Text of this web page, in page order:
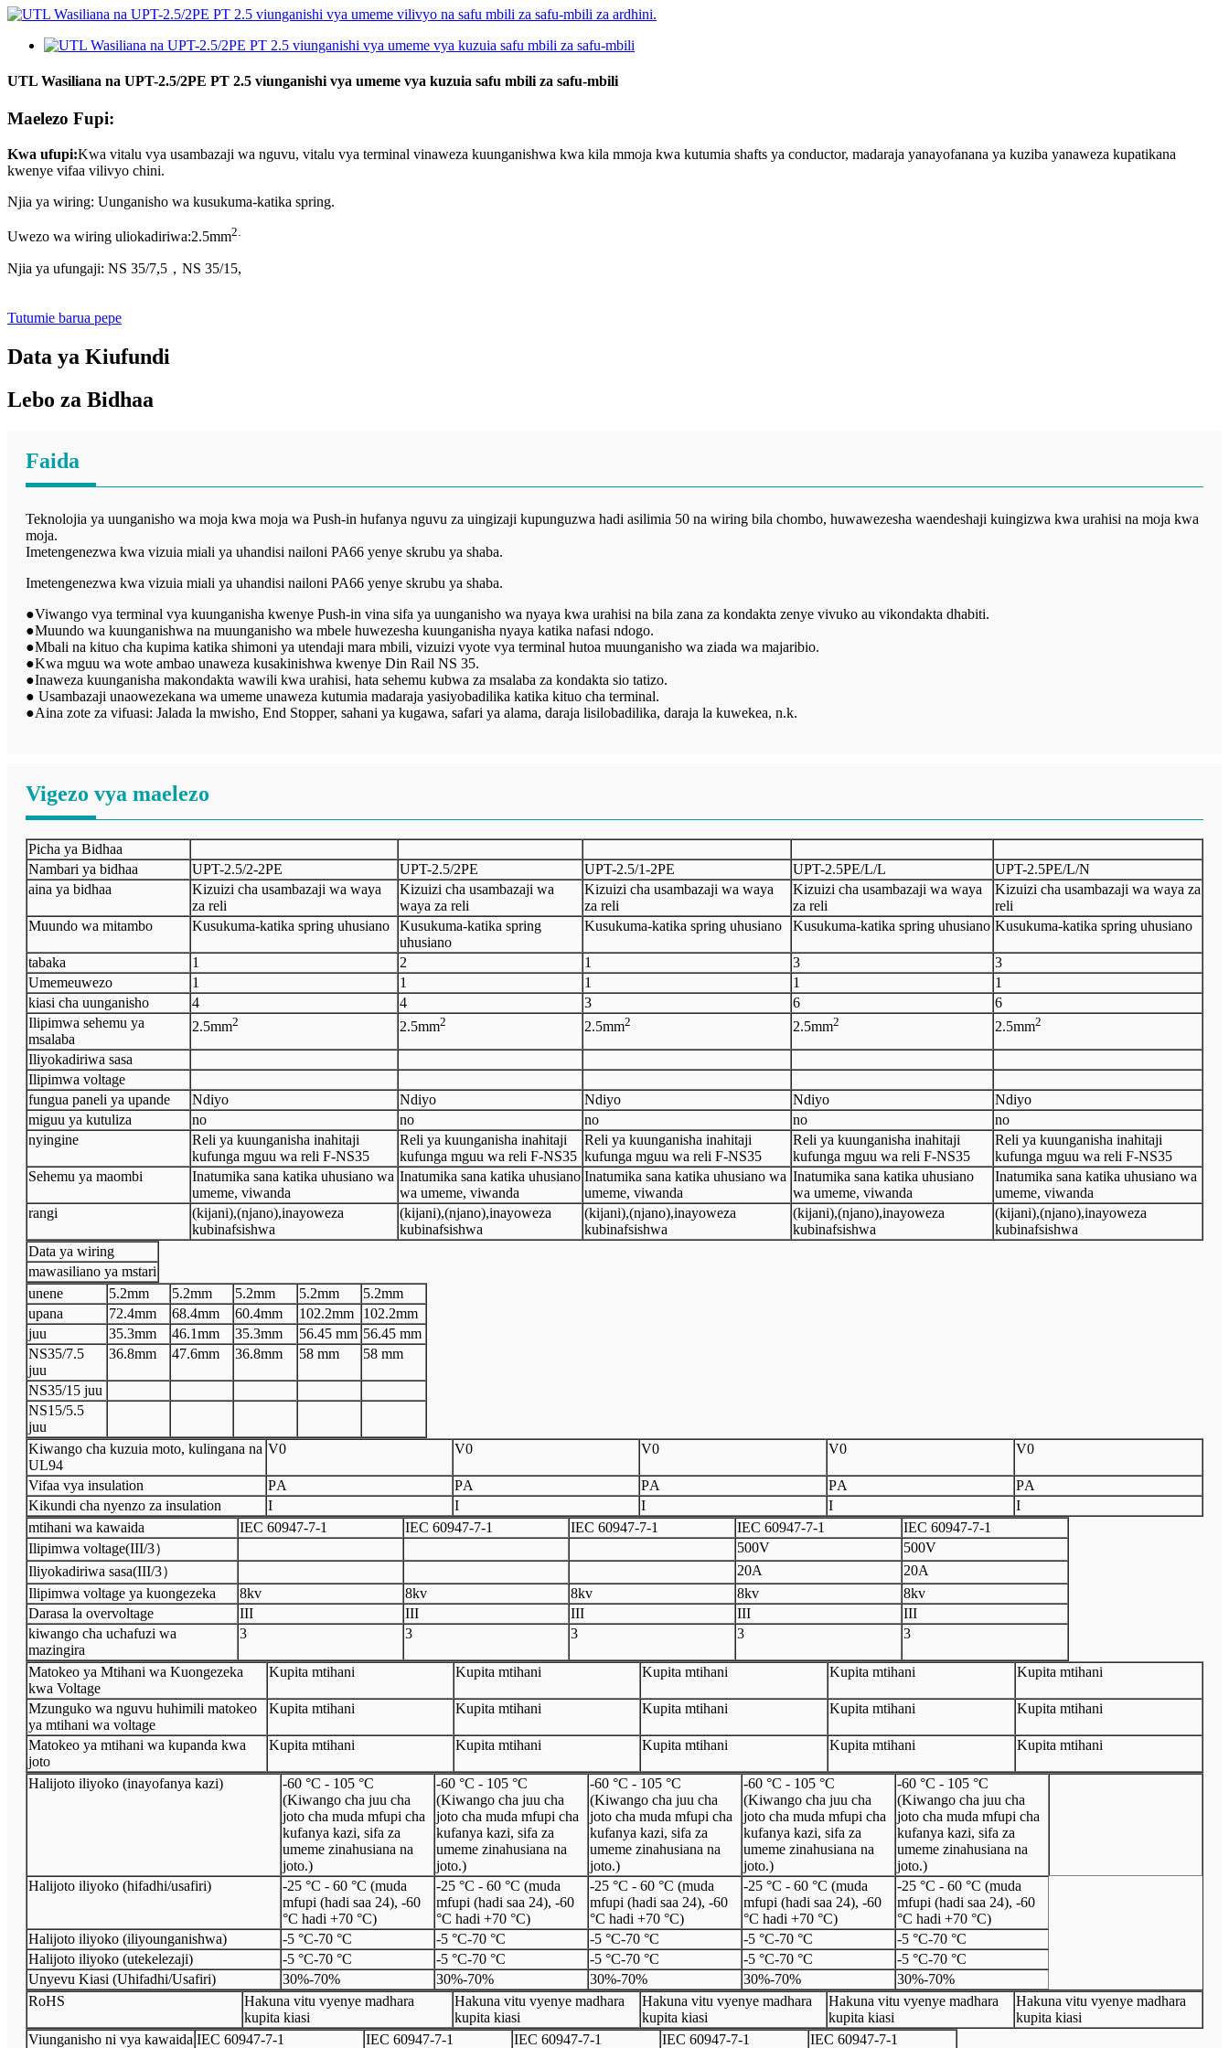
UTL Wasiliana na UPT-2.5/2PE PT 2.5 viunganishi vya umeme vya kuzuia safu mbili za safu-mbili
Maelezo Fupi:
Kwa ufupi:Kwa vitalu vya usambazaji wa nguvu, vitalu vya terminal vinaweza kuunganishwa kwa kila mmoja kwa kutumia shafts ya conductor, madaraja yanayofanana ya kuziba yanaweza kupatikana
kwenye vifaa vilivyo chini.
Njia ya wiring: Uunganisho wa kusukuma-katika spring.
Uwezo wa wiring uliokadiriwa:2.5mm2.
Njia ya ufungaji: NS 35/7,5，NS 35/15,
Tutumie barua pepe
Data ya Kiufundi
Lebo za Bidhaa
Faida
Teknolojia ya uunganisho wa moja kwa moja wa Push-in hufanya nguvu za uingizaji kupunguzwa hadi asilimia 50 na wiring bila chombo, huwawezesha waendeshaji kuingizwa kwa urahisi na moja kwa
moja.
Imetengenezwa kwa vizuia miali ya uhandisi nailoni PA66 yenye skrubu ya shaba.
Imetengenezwa kwa vizuia miali ya uhandisi nailoni PA66 yenye skrubu ya shaba.
●Viwango vya terminal vya kuunganisha kwenye Push-in vina sifa ya uunganisho wa nyaya kwa urahisi na bila zana za kondakta zenye vivuko au vikondakta dhabiti.
●Muundo wa kuunganishwa na muunganisho wa mbele huwezesha kuunganisha nyaya katika nafasi ndogo.
●Mbali na kituo cha kupima katika shimoni ya utendaji mara mbili, vizuizi vyote vya terminal hutoa muunganisho wa ziada wa majaribio.
●Kwa mguu wa wote ambao unaweza kusakinishwa kwenye Din Rail NS 35.
●Inaweza kuunganisha makondakta wawili kwa urahisi, hata sehemu kubwa za msalaba za kondakta sio tatizo.
● Usambazaji unaowezekana wa umeme unaweza kutumia madaraja yasiyobadilika katika kituo cha terminal.
●Aina zote za vifuasi: Jalada la mwisho, End Stopper, sahani ya kugawa, safari ya alama, daraja lisilobadilika, daraja la kuwekea, n.k.
Vigezo vya maelezo
Picha ya Bidhaa
Nambari ya bidhaa
UPT-2.5/2-2PE UPT-2.5/2PE UPT-2.5/1-2PE UPT-2.5PE/L/L
UPT-2.5PE/L/N
aina ya bidhaa
Kizuizi cha usambazaji wa waya
za reli
Kizuizi cha usambazaji wa
waya za reli
Kizuizi cha usambazaji wa waya
za reli
Kizuizi cha usambazaji wa waya
za reli
Kizuizi cha usambazaji wa waya za
reli
Muundo wa mitambo
Kusukuma-katika spring uhusiano
Kusukuma-katika spring
uhusiano
Kusukuma-katika spring uhusiano Kusukuma-katika spring uhusiano Kusukuma-katika spring uhusiano
tabaka 1 2 1 3
3
Umemeuwezo 1 1 1 1
1
kiasi cha uunganisho
4 4 3 6
6
Ilipimwa sehemu ya
msalaba
2.5mm2 2.5mm2 2.5mm2 2.5mm2 2.5mm2
Iliyokadiriwa sasa
Ilipimwa voltage
fungua paneli ya upande
Ndiyo Ndiyo Ndiyo Ndiyo
Ndiyo
miguu ya kutuliza
no no no no
no
nyingine
Reli ya kuunganisha inahitaji
kufunga mguu wa reli F-NS35
Reli ya kuunganisha inahitaji
kufunga mguu wa reli F-NS35
Reli ya kuunganisha inahitaji
kufunga mguu wa reli F-NS35
Reli ya kuunganisha inahitaji
kufunga mguu wa reli F-NS35
Reli ya kuunganisha inahitaji
kufunga mguu wa reli F-NS35
Sehemu ya maombi
Inatumika sana katika uhusiano wa
umeme, viwanda
Inatumika sana katika uhusiano
wa umeme, viwanda
Inatumika sana katika uhusiano wa
umeme, viwanda
Inatumika sana katika uhusiano
wa umeme, viwanda
Inatumika sana katika uhusiano wa
umeme, viwanda
rangi
(kijani),(njano),inayoweza
kubinafsishwa
(kijani),(njano),inayoweza
kubinafsishwa
(kijani),(njano),inayoweza
kubinafsishwa
(kijani),(njano),inayoweza
kubinafsishwa
(kijani),(njano),inayoweza
kubinafsishwa
Data ya wiring
mawasiliano ya mstari
unene
5.2mm 5.2mm 5.2mm 5.2mm 5.2mm
upana
72.4mm 68.4mm 60.4mm 102.2mm
102.2mm
juu
35.3mm 46.1mm 35.3mm 56.45 mm 56.45 mm
NS35/7.5
juu
36.8mm 47.6mm 36.8mm 58 mm 58 mm
NS35/15 juu
NS15/5.5
juu
Kiwango cha kuzuia moto, kulingana na
UL94
V0 V0 V0 V0 V0
Vifaa vya insulation PA PA PA PA PA
Kikundi cha nyenzo za insulation
I I I I
I
mtihani wa kawaida
IEC 60947-7-1 IEC 60947-7-1 IEC 60947-7-1 IEC 60947-7-1 IEC 60947-7-1
Ilipimwa voltage(III/3） 500V
500V
Iliyokadiriwa sasa(III/3） 20A
20A
Ilipimwa voltage ya kuongezeka
8kv 8kv 8kv 8kv
8kv
Darasa la overvoltage
III III III III
III
kiwango cha uchafuzi wa
mazingira
3 3 3 3 3
Matokeo ya Mtihani wa Kuongezeka
kwa Voltage
Kupita mtihani Kupita mtihani Kupita mtihani Kupita mtihani Kupita mtihani
Mzunguko wa nguvu huhimili matokeo
ya mtihani wa voltage
Kupita mtihani Kupita mtihani Kupita mtihani Kupita mtihani Kupita mtihani
Matokeo ya mtihani wa kupanda kwa
joto
Kupita mtihani Kupita mtihani Kupita mtihani Kupita mtihani Kupita mtihani
Halijoto iliyoko (inayofanya kazi)
-60 °C - 105 °C
(Kiwango cha juu cha
joto cha muda mfupi cha
kufanya kazi, sifa za
umeme zinahusiana na
joto.)
-60 °C - 105 °C
(Kiwango cha juu cha
joto cha muda mfupi cha
kufanya kazi, sifa za
umeme zinahusiana na
joto.)
-60 °C - 105 °C
(Kiwango cha juu cha
joto cha muda mfupi cha
kufanya kazi, sifa za
umeme zinahusiana na
joto.)
-60 °C - 105 °C
(Kiwango cha juu cha
joto cha muda mfupi cha
kufanya kazi, sifa za
umeme zinahusiana na
joto.)
-60 °C - 105 °C
(Kiwango cha juu cha
joto cha muda mfupi cha
kufanya kazi, sifa za
umeme zinahusiana na
joto.)
Halijoto iliyoko (hifadhi/usafiri)
-25 °C - 60 °C (muda
mfupi (hadi saa 24), -60
°C hadi +70 °C)
-25 °C - 60 °C (muda
mfupi (hadi saa 24), -60
°C hadi +70 °C)
-25 °C - 60 °C (muda
mfupi (hadi saa 24), -60
°C hadi +70 °C)
-25 °C - 60 °C (muda
mfupi (hadi saa 24), -60
°C hadi +70 °C)
-25 °C - 60 °C (muda
mfupi (hadi saa 24), -60
°C hadi +70 °C)
Halijoto iliyoko (iliyounganishwa)
-5 °C-70 °C -5 °C-70 °C -5 °C-70 °C -5 °C-70 °C -5 °C-70 °C
Halijoto iliyoko (utekelezaji)
-5 °C-70 °C -5 °C-70 °C -5 °C-70 °C -5 °C-70 °C -5 °C-70 °C
Unyevu Kiasi (Uhifadhi/Usafiri)
30%-70% 30%-70% 30%-70% 30%-70% 30%-70%
RoHS
Hakuna vitu vyenye madhara
kupita kiasi
Hakuna vitu vyenye madhara
kupita kiasi
Hakuna vitu vyenye madhara
kupita kiasi
Hakuna vitu vyenye madhara
kupita kiasi
Hakuna vitu vyenye madhara
kupita kiasi
Viunganisho ni vya kawaida IEC 60947-7-1 IEC 60947-7-1 IEC 60947-7-1 IEC 60947-7-1 IEC 60947-7-1